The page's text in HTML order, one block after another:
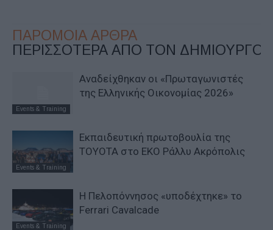
ΠΑΡΟΜΟΙΑ ΑΡΘΡΑ
ΠΕΡΙΣΣΟΤΕΡΑ ΑΠΟ ΤΟΝ ΔΗΜΙΟΥΡΓΟ
Events & Training
Αναδείχθηκαν οι «Πρωταγωνιστές
της Ελληνικής Οικονομίας 2026»
Events & Training
Εκπαιδευτική πρωτοβουλία της
TOYOTA στο ΕΚΟ Ράλλυ Ακρόπολις
Events & Training
Η Πελοπόννησος «υποδέχτηκε» το
Ferrari Cavalcade